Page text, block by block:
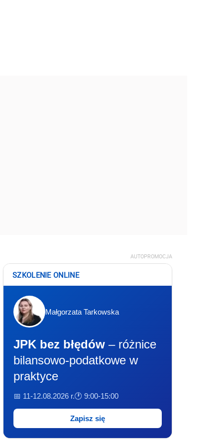
AUTOPROMOCJA
SZKOLENIE ONLINE
Małgorzata Tarkowska
JPK bez błędów – różnice
bilansowo-podatkowe w
praktyce
📅 11-12.08.2026 r.🕐 9:00-15:00
Zapisz się